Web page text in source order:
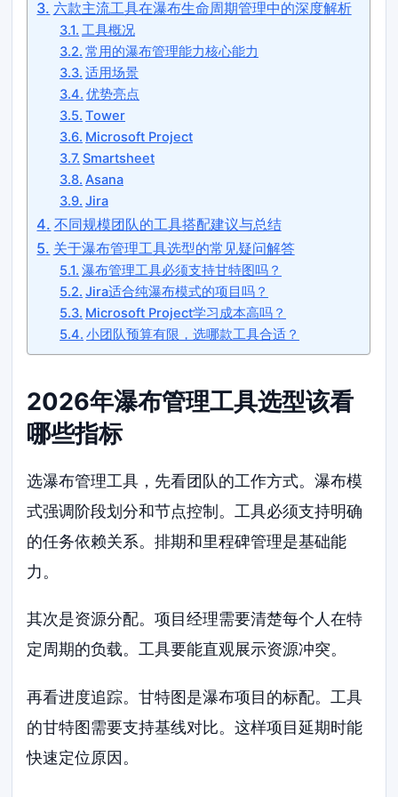
六款主流工具在瀑布生命周期管理中的深度解析
工具概况
常用的瀑布管理能力核心能力
适用场景
优势亮点
Tower
Microsoft Project
Smartsheet
Asana
Jira
不同规模团队的工具搭配建议与总结
关于瀑布管理工具选型的常见疑问解答
瀑布管理工具必须支持甘特图吗？
Jira适合纯瀑布模式的项目吗？
Microsoft Project学习成本高吗？
小团队预算有限，选哪款工具合适？
2026年瀑布管理工具选型该看
哪些指标
选瀑布管理工具，先看团队的工作方式。瀑布模
式强调阶段划分和节点控制。工具必须支持明确
的任务依赖关系。排期和里程碑管理是基础能
力。
其次是资源分配。项目经理需要清楚每个人在特
定周期的负载。工具要能直观展示资源冲突。
再看进度追踪。甘特图是瀑布项目的标配。工具
的甘特图需要支持基线对比。这样项目延期时能
快速定位原因。